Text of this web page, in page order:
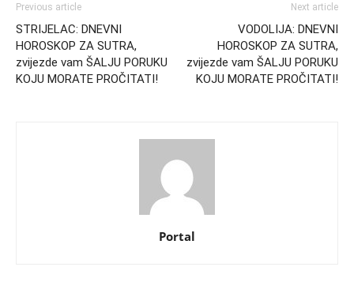
Previous article
STRIJELAC: DNEVNI
HOROSKOP ZA SUTRA,
zvijezde vam ŠALJU PORUKU
KOJU MORATE PROČITATI!
Next article
VODOLIJA: DNEVNI
HOROSKOP ZA SUTRA,
zvijezde vam ŠALJU PORUKU
KOJU MORATE PROČITATI!
Portal